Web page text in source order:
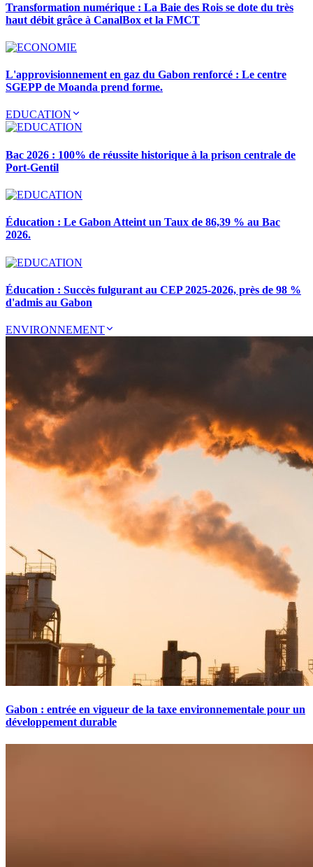
Transformation numérique : La Baie des Rois se dote du très
haut débit grâce à CanalBox et la FMCT
L'approvisionnement en gaz du Gabon renforcé : Le centre
SGEPP de Moanda prend forme.
EDUCATION
Bac 2026 : 100% de réussite historique à la prison centrale de
Port-Gentil
Éducation : Le Gabon Atteint un Taux de 86,39 % au Bac
2026.
Éducation : Succès fulgurant au CEP 2025-2026, près de 98 %
d'admis au Gabon
ENVIRONNEMENT
Gabon : entrée en vigueur de la taxe environnementale pour un
développement durable